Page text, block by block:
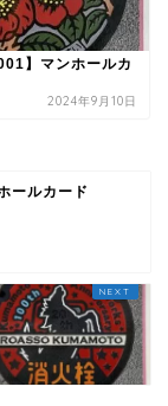
】マンホールカ
2024年9月10日
ールカード